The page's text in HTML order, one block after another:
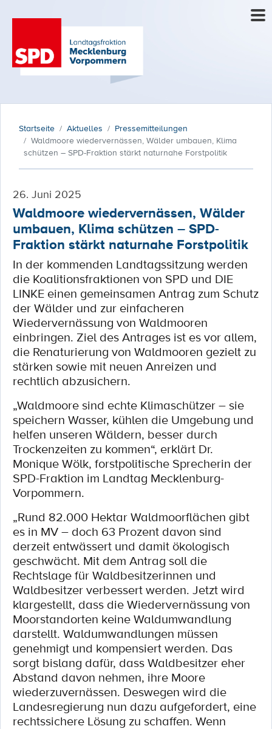
Startseite Aktuelles
Pressemitteilungen
Waldmoore wiedervernässen, Wälder umbauen, Klima
schützen – SPD-Fraktion stärkt naturnahe Forstpolitik
26. Juni 2025
Waldmoore wiedervernässen, Wälder
umbauen, Klima schützen – SPD-
Fraktion stärkt naturnahe Forstpolitik
In der kommenden Landtagssitzung werden
die Koalitionsfraktionen von SPD und DIE
LINKE einen gemeinsamen Antrag zum Schutz
der Wälder und zur einfacheren
Wiedervernässung von Waldmooren
einbringen. Ziel des Antrages ist es vor allem,
die Renaturierung von Waldmooren gezielt zu
stärken sowie mit neuen Anreizen und
rechtlich abzusichern.
„Waldmoore sind echte Klimaschützer – sie
speichern Wasser, kühlen die Umgebung und
helfen unseren Wäldern, besser durch
Trockenzeiten zu kommen“, erklärt Dr.
Monique Wölk, forstpolitische Sprecherin der
SPD-Fraktion im Landtag Mecklenburg-
Vorpommern.
„Rund 82.000 Hektar Waldmoorflächen gibt
es in MV – doch 63 Prozent davon sind
derzeit entwässert und damit ökologisch
geschwächt. Mit dem Antrag soll die
Rechtslage für Waldbesitzerinnen und
Waldbesitzer verbessert werden. Jetzt wird
klargestellt, dass die Wiedervernässung von
Moorstandorten keine Waldumwandlung
darstellt. Waldumwandlungen müssen
genehmigt und kompensiert werden. Das
sorgt bislang dafür, dass Waldbesitzer eher
Abstand davon nehmen, ihre Moore
wiederzuvernässen. Deswegen wird die
Landesregierung nun dazu aufgefordert, eine
rechtssichere Lösung zu schaffen. Wenn